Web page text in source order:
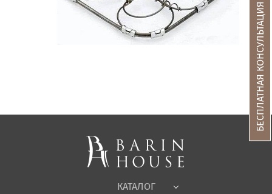
БЕСПЛАТНАЯ КОНСУЛЬТАЦИЯ
КАТАЛОГ
Спальни, Кровати
Корпусная мебель
Офисная мебель